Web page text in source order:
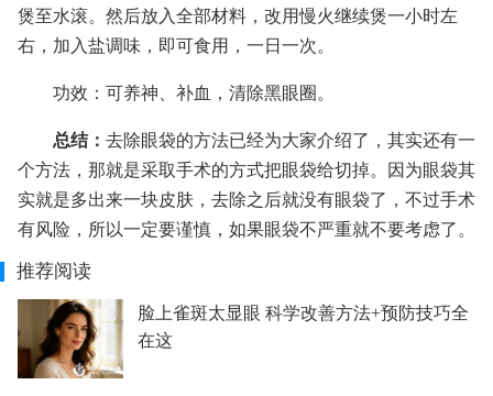
煲至水滚。然后放入全部材料，改用慢火继续煲一小时左
右，加入盐调味，即可食用，一日一次。
功效：可养神、补血，清除黑眼圈。
总结： 去除眼袋的方法已经为大家介绍了，其实还有一
个方法，那就是采取手术的方式把眼袋给切掉。因为眼袋其
实就是多出来一块皮肤，去除之后就没有眼袋了，不过手术
有风险，所以一定要谨慎，如果眼袋不严重就不要考虑了。
推荐阅读
脸上雀斑太显眼 科学改善方法+预防技巧全
在这